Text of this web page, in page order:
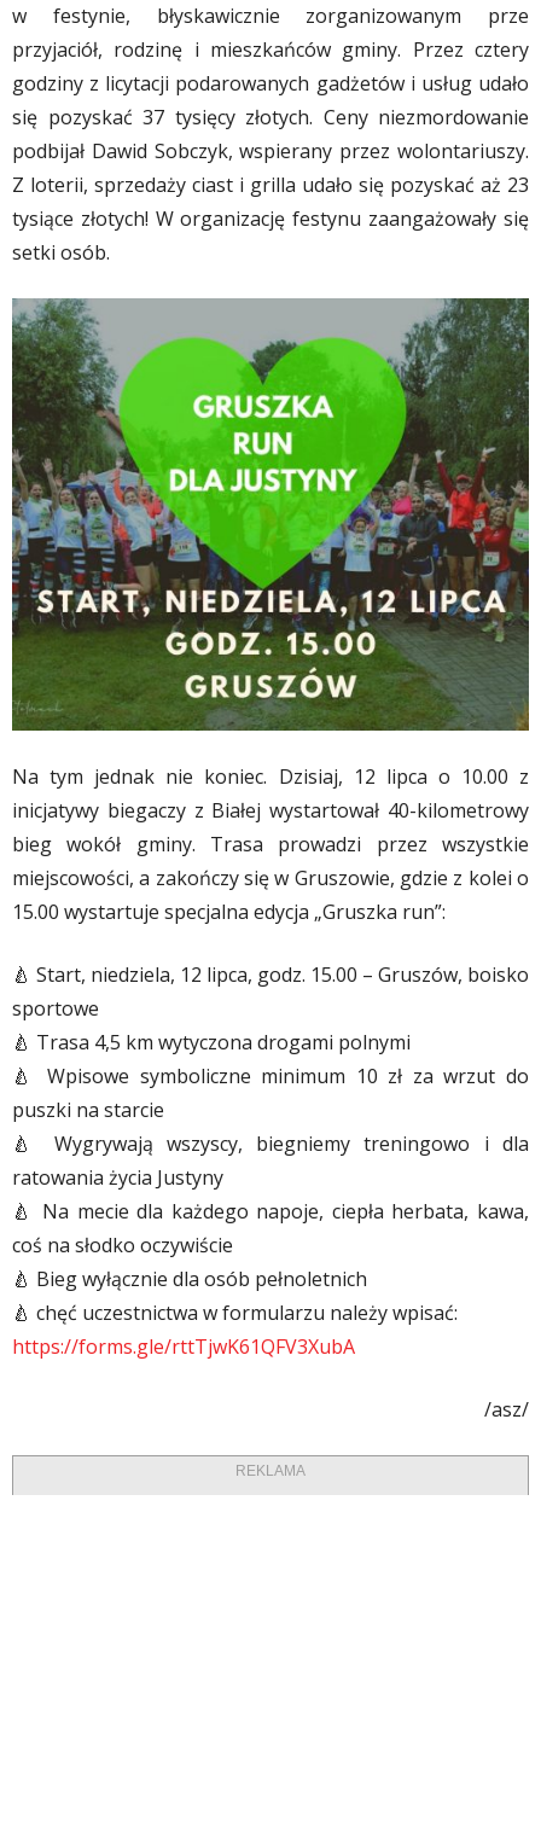
w festynie, błyskawicznie zorganizowanym prze
przyjaciół, rodzinę i mieszkańców gminy. Przez cztery
godziny z licytacji podarowanych gadżetów i usług udało
się pozyskać 37 tysięcy złotych. Ceny niezmordowanie
podbijał Dawid Sobczyk, wspierany przez wolontariuszy.
Z loterii, sprzedaży ciast i grilla udało się pozyskać aż 23
tysiące złotych! W organizację festynu zaangażowały się
setki osób.
Na tym jednak nie koniec. Dzisiaj, 12 lipca o 10.00 z
inicjatywy biegaczy z Białej wystartował 40-kilometrowy
bieg wokół gminy. Trasa prowadzi przez wszystkie
miejscowości, a zakończy się w Gruszowie, gdzie z kolei o
15.00 wystartuje specjalna edycja „Gruszka run”:
🍐 Start, niedziela, 12 lipca, godz. 15.00 – Gruszów, boisko
sportowe
🍐 Trasa 4,5 km wytyczona drogami polnymi
🍐
Wpisowe symboliczne minimum 10 zł za wrzut do
puszki na starcie
🍐
Wygrywają wszyscy, biegniemy treningowo i dla
ratowania życia Justyny
🍐
Na mecie dla każdego napoje, ciepła herbata, kawa,
coś na słodko oczywiście
🍐 Bieg wyłącznie dla osób pełnoletnich
🍐 chęć uczestnictwa w formularzu należy wpisać:
https://forms.gle/rttTjwK61QFV3XubA
/asz/
REKLAMA